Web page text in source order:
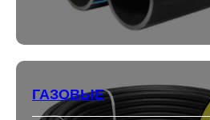
ГАЗОВЫЕ